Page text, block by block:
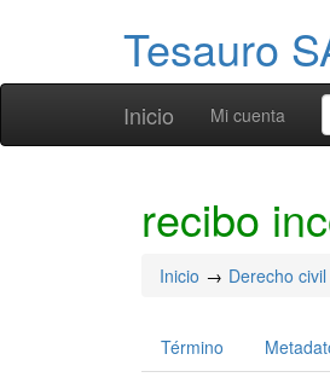
Tesauro
Inicio Mi cuenta
recibo
Inicio Derecho civil
Término